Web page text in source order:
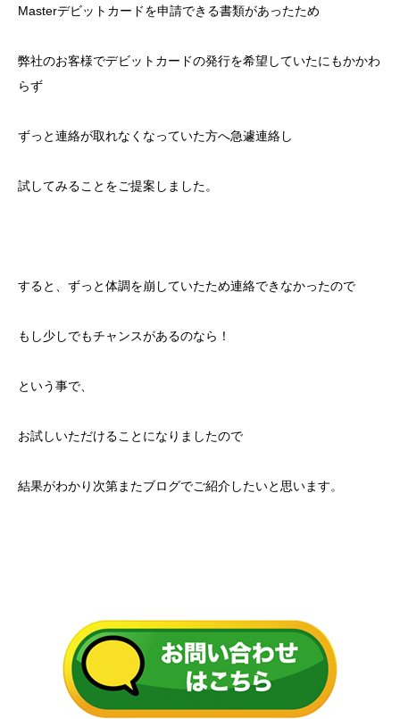
Masterデビットカードを申請できる書類があったため
弊社のお客様でデビットカードの発行を希望していたにもかかわ
らず
ずっと連絡が取れなくなっていた方へ急遽連絡し
試してみることをご提案しました。
すると、ずっと体調を崩していたため連絡できなかったので
もし少しでもチャンスがあるのなら！
という事で、
お試しいただけることになりましたので
結果がわかり次第またブログでご紹介したいと思います。